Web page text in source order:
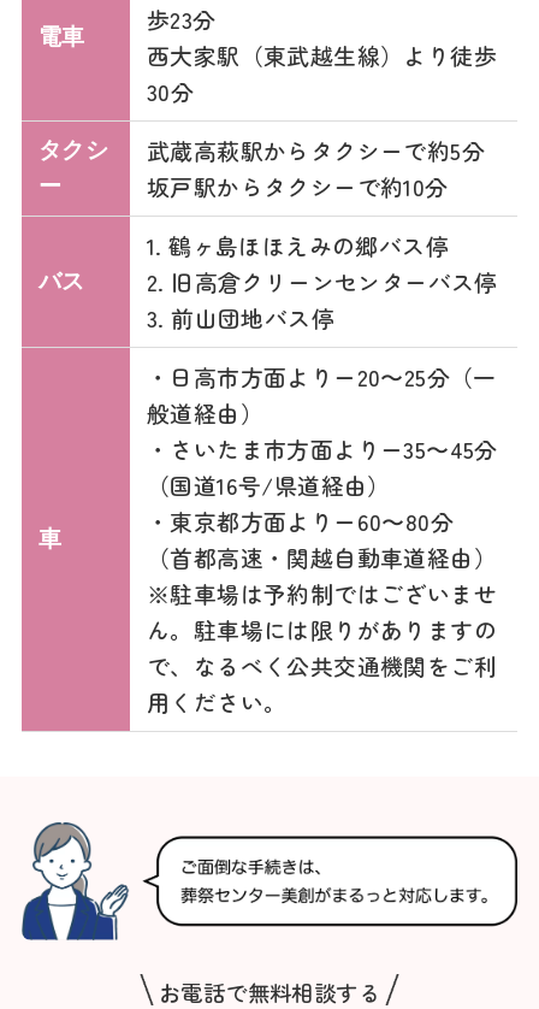
電車
歩23分
西大家駅（東武越生線）より徒歩
30分
タクシ
ー
武蔵高萩駅からタクシーで約5分
坂戸駅からタクシーで約10分
バス
1. 鶴ヶ島ほほえみの郷バス停
2. 旧高倉クリーンセンターバス停
3. 前山団地バス停
車
・日高市方面よりー20〜25分（一
般道経由）
・さいたま市方面よりー35〜45分
（国道16号/県道経由）
・東京都方面よりー60〜80分
（首都高速・関越自動車道経由）
※駐車場は予約制ではございませ
ん。駐車場には限りがありますの
で、なるべく公共交通機関をご利
用ください。
お電話で無料相談する